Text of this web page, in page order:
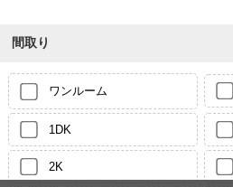
間取り
ワンルーム
1DK
2K